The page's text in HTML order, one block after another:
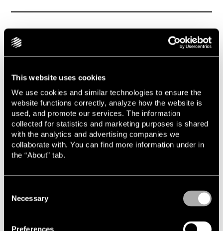
This website uses cookies
We use cookies and similar technologies to ensure the
website functions correctly, analyze how the website is
used, and promote our services. The information
collected for statistics and marketing purposes is shared
with the analytics and advertising companies we
collaborate with. You can find more information under in
the “About” tab.
Selection
Necessary
Preferences
Nyheter, event och insikter